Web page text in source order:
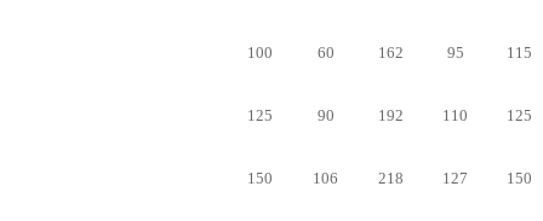
100 60 162 95 115
125 90 192 110 125
150 106 218 127 150